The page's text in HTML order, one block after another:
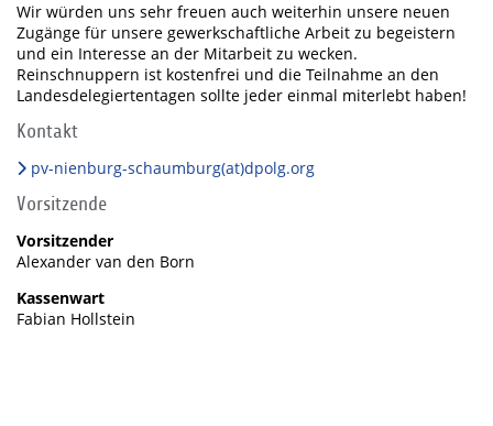
Wir würden uns sehr freuen auch weiterhin unsere neuen
Zugänge für unsere gewerkschaftliche Arbeit zu begeistern
und ein Interesse an der Mitarbeit zu wecken.
Reinschnuppern ist kostenfrei und die Teilnahme an den
Landesdelegiertentagen sollte jeder einmal miterlebt haben!
Kontakt
pv-nienburg-schaumburg(at)dpolg.org
Vorsitzende
Vorsitzender
Alexander van den Born
Kassenwart
Fabian Hollstein